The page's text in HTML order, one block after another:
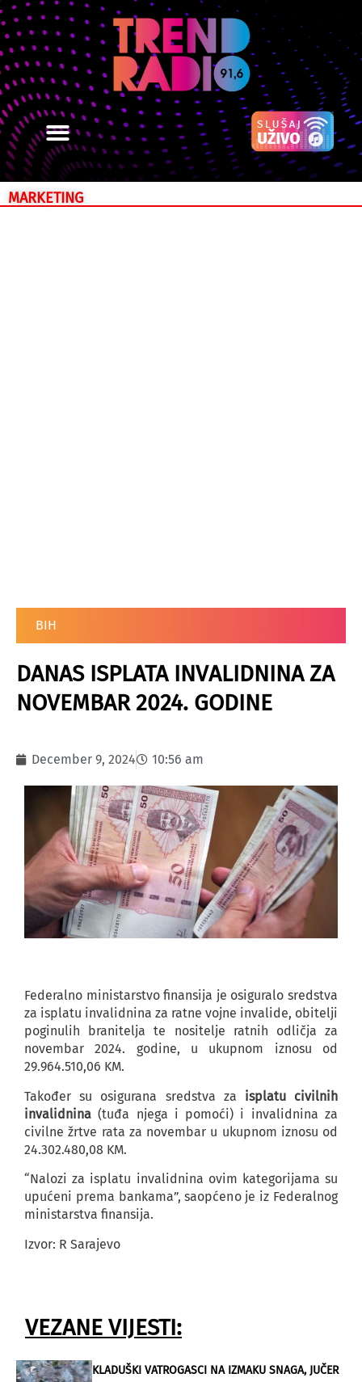
MARKETING
BIH
DANAS ISPLATA INVALIDNINA ZA
NOVEMBAR 2024. GODINE
December 9, 2024 10:56 am
Federalno ministarstvo finansija je osiguralo sredstva
za isplatu invalidnina za ratne vojne invalide, obitelji
poginulih branitelja te nositelje ratnih odličja za
novembar 2024. godine, u ukupnom iznosu od
29.964.510,06 KM.
Također su osigurana sredstva za isplatu civilnih
invalidnina (tuđa njega i pomoći) i invalidnina za
civilne žrtve rata za novembar u ukupnom iznosu od
24.302.480,08 KM.
“Nalozi za isplatu invalidnina ovim kategorijama su
upućeni prema bankama”, saopćeno je iz Federalnog
ministarstva finansija.
Izvor: R Sarajevo
VEZANE VIJESTI:
KLADUŠKI VATROGASCI NA IZMAKU SNAGA, JUČER